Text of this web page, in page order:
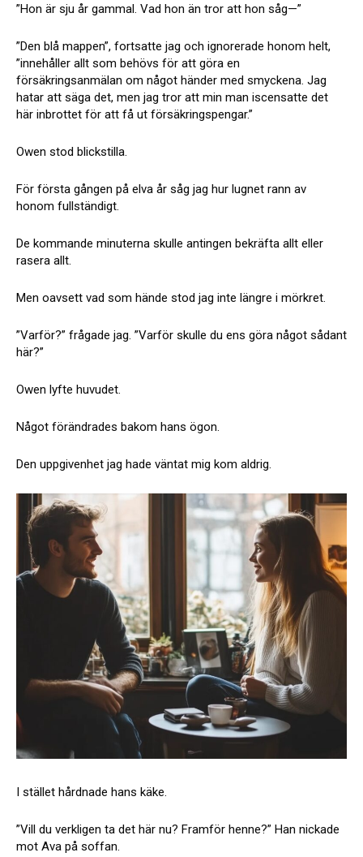
”Hon är sju år gammal. Vad hon än tror att hon såg—”
”Den blå mappen”, fortsatte jag och ignorerade honom helt,
”innehåller allt som behövs för att göra en
försäkringsanmälan om något händer med smyckena. Jag
hatar att säga det, men jag tror att min man iscensatte det
här inbrottet för att få ut försäkringspengar.”
Owen stod blickstilla.
För första gången på elva år såg jag hur lugnet rann av
honom fullständigt.
De kommande minuterna skulle antingen bekräfta allt eller
rasera allt.
Men oavsett vad som hände stod jag inte längre i mörkret.
”Varför?” frågade jag. ”Varför skulle du ens göra något sådant
här?”
Owen lyfte huvudet.
Något förändrades bakom hans ögon.
Den uppgivenhet jag hade väntat mig kom aldrig.
I stället hårdnade hans käke.
”Vill du verkligen ta det här nu? Framför henne?” Han nickade
mot Ava på soffan.